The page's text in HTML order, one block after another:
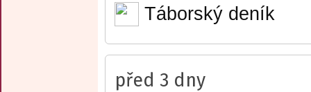
Táborský deník
před 3 dny